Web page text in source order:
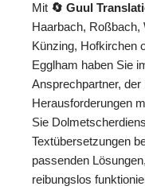
Mit 🔄 Guul
Haarbach, Roßbach,
Künzing, Hofkirchen
Egglham haben Sie
Ansprechpartner,
Herausforderungen
Sie
Textübersetzungen
passenden
reibungslos